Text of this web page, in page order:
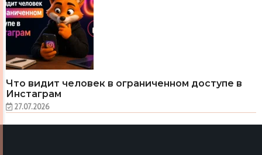
Что видит человек в ограниченном доступе в
Инстаграм
27.07.2026